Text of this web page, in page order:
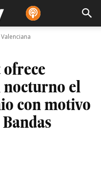
ofrece
nocturno el
con motivo